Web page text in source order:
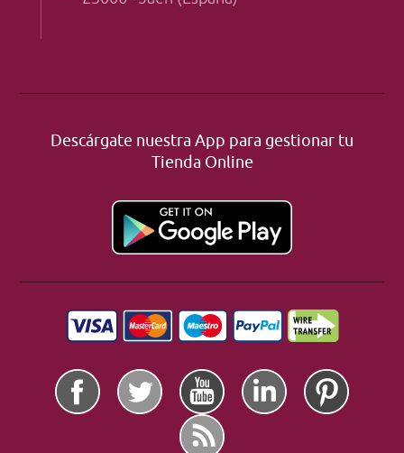
Descárgate nuestra App para gestionar tu
Tienda Online